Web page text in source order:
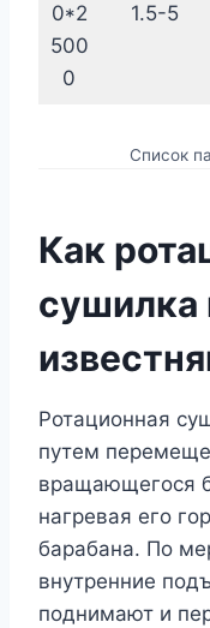
0*2
500
0
1.5-5
Список
Как
сушилка
Ротационная
путем
вращающегося
нагревая его
барабана. По
внутренние
поднимают и